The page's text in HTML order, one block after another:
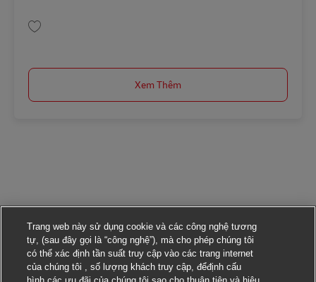
Xem Thêm
Trang web này sử dụng cookie và các công nghệ tương
tự, (sau đây gọi là “công nghệ”), mà cho phép chúng tôi
có thể xác định tần suất truy cập vào các trang internet
của chúng tôi , số lượng khách truy cập, đểđịnh cấu